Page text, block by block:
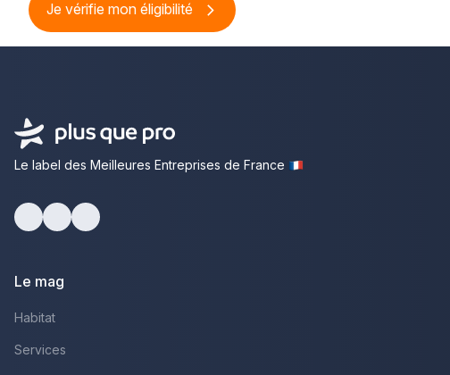
Je vérifie mon éligibilité
Le label des Meilleures Entreprises de France
Le mag
Habitat
Services